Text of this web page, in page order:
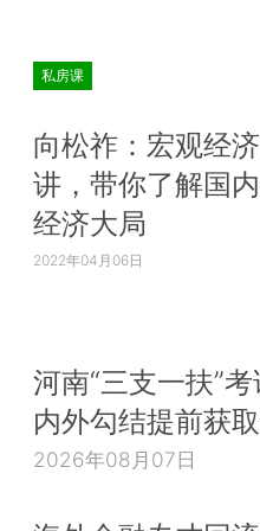
私房课
向松祚：宏观经
讲，带你了解国
经济大局
2022年04月06日
河南“三支一扶”
内外勾结提前获
2026年08月07日